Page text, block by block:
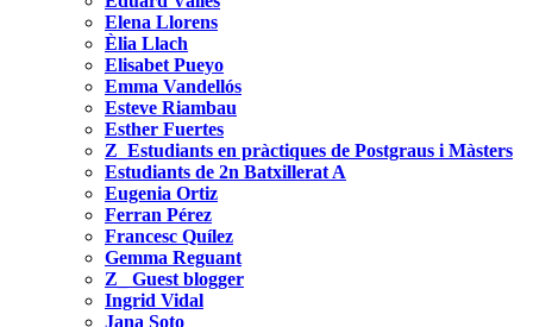
Elena Llorens
Èlia Llach
Elisabet Pueyo
Emma Vandellós
Esteve Riambau
Esther Fuertes
Z_Estudiants en pràctiques de Postgraus i Màsters
Estudiants de 2n Batxillerat A
Eugenia Ortiz
Ferran Pérez
Francesc Quílez
Gemma Reguant
Z_ Guest blogger
Ingrid Vidal
Jana Soto